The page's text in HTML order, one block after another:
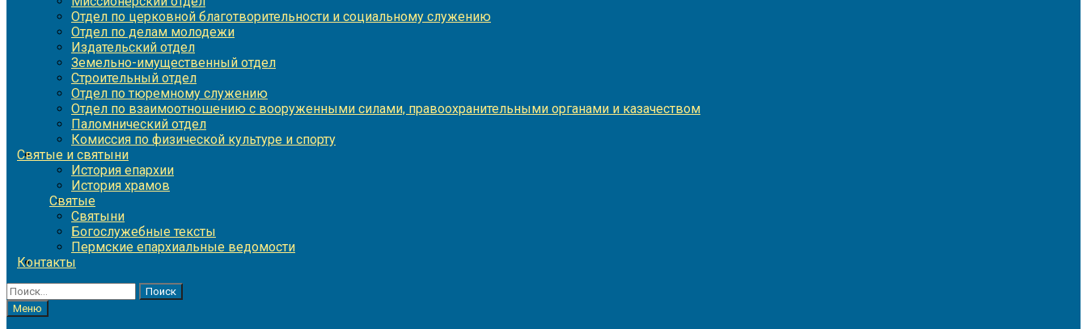
Отдел по церковной благотворительности и социальному служению
Отдел по делам молодежи
Издательский отдел
Земельно-имущественный отдел
Строительный отдел
Отдел по тюремному служению
Отдел по взаимоотношению с вооруженными силами, правоохранительными органами и казачеством
Паломнический отдел
Комиссия по физической культуре и спорту
Святые и святыни
История епархии
История храмов
Святые
Святыни
Богослужебные тексты
Пермские епархиальные ведомости
Контакты
Найти:
Меню